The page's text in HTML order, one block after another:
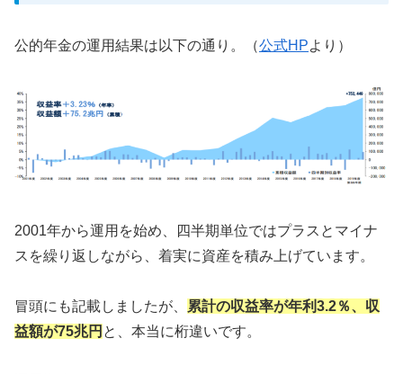
公的年金の運用結果は以下の通り。（公式HPより）
2001年から運用を始め、四半期単位ではプラスとマイナ
スを繰り返しながら、着実に資産を積み上げています。
冒頭にも記載しましたが、 累計の収益率が年利3.2％、収
益額が75兆円 と、本当に桁違いです。